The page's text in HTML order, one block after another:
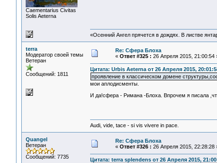
Сaementarius Civitas
Solis Aeterna
«Осенний Ангел прячется в дождях. В листве
terra
Модератор своей темы
Ветеран
Сообщений: 1811
Re: Сфера Блоха
« Ответ #325 : 26 Апреля 2015, 21:00:54
Цитата: Urbis Aeterna от 26 Апреля 2015,
проявление в классическом домене
мои аплодисменты.
И да!сфера - Римана -Блоха. Впрочем я писала
Audi, vide, tace - si vis vivere in pace.
Quangel
Ветеран
Сообщений: 7735
Re: Сфера Блоха
« Ответ #326 : 26 Апреля 2015, 22:28:28
Цитата: terra splendens от 26 Апреля 2015,